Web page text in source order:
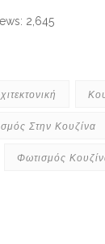
2,645
Στην Κουζίνα
Φωτισμός